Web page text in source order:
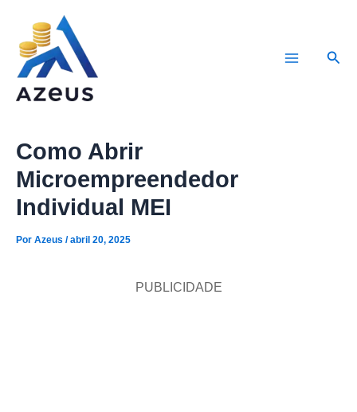
conteúdo
Como Abrir
Microempreendedor
Individual MEI
Por Azeus /abril 20, 2025
PUBLICIDADE